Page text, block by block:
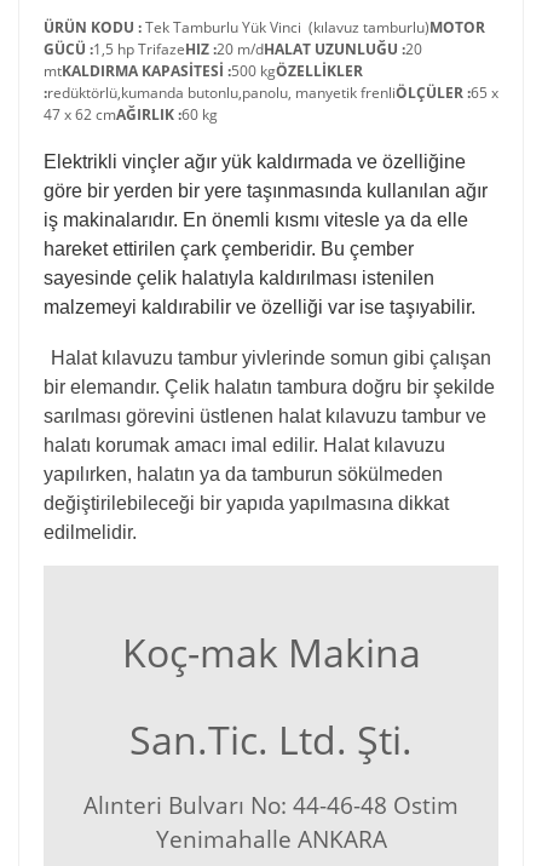
ÜRÜN KODU :Tek Tamburlu Yük Vinci (kılavuz tamburlu)MOTOR
GÜCÜ :1,5 hp TrifazeHIZ :20 m/dHALAT UZUNLUĞU :20
mtKALDIRMA KAPASİTESİ :500 kgÖZELLİKLER
:redüktörlü,kumanda butonlu,panolu, manyetik frenliÖLÇÜLER :65 x
47 x 62 cmAĞIRLIK :60 kg
Elektrikli vinçler ağır yük kaldırmada ve özelliğine
göre bir yerden bir yere taşınmasında kullanılan ağır
iş makinalarıdır. En önemli kısmı vitesle ya da elle
hareket ettirilen çark çemberidir. Bu çember
sayesinde çelik halatıyla kaldırılması istenilen
malzemeyi kaldırabilir ve özelliği var ise taşıyabilir.
Halat kılavuzu tambur yivlerinde somun gibi çalışan
bir elemandır. Çelik halatın tambura doğru bir şekilde
sarılması görevini üstlenen halat kılavuzu tambur ve
halatı korumak amacı imal edilir. Halat kılavuzu
yapılırken, halatın ya da tamburun sökülmeden
değiştirilebileceği bir yapıda yapılmasına dikkat
edilmelidir.
Koç-mak Makina
San.Tic. Ltd. Şti.
Alınteri Bulvarı No: 44-46-48 Ostim
Yenimahalle ANKARA